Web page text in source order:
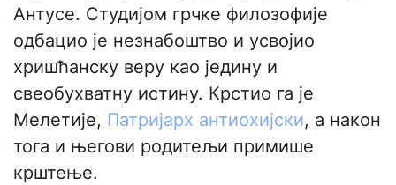
Антусе. Студијом грчке филозофије
одбацио је незнабоштво и усвојио
хришћанску веру као једину и
свеобухватну истину. Крстио га је
Мелетије, Патријарх антиохијски, а након
тога и његови родитељи примише
крштење.